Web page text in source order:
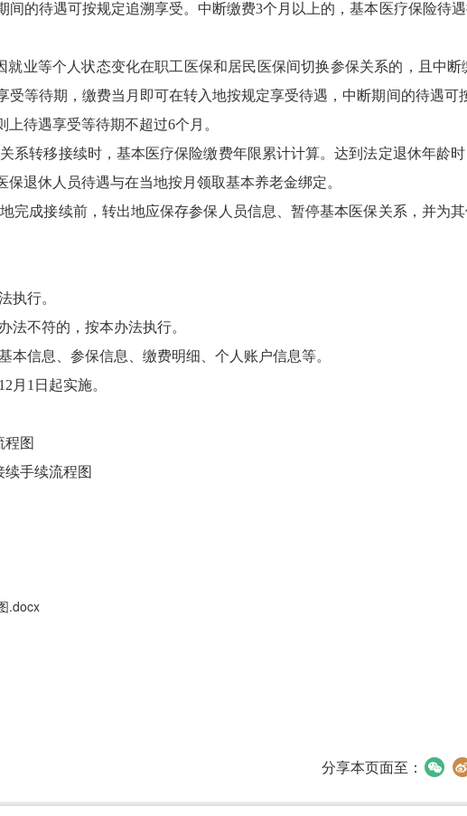
的待遇可按规定追溯享受。中断缴费3个月以上的，基本医疗保险待
业等个人状态变化在职工医保和居民医保间切换参保关系的，且中
等待期，缴费当月即可在转入地按规定享受待遇，中断期间的待遇可
待遇享受等待期不超过6个月。
系转移接续时，基本医疗保险缴费年限累计计算。达到法定退休年龄
退休人员待遇与在当地按月领取基本养老金绑定。
完成接续前，转出地应保存参保人员信息、暂停基本医保关系，并为
执行。
法不符的，按本办法执行。
信息、参保信息、缴费明细、个人账户信息等。
月1日起实施。
程图
手续流程图
.docx
分享本页面至：